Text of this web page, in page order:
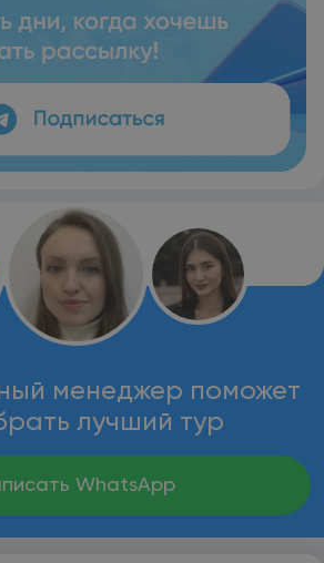
менеджер поможет
лучший тур
WhatsApp